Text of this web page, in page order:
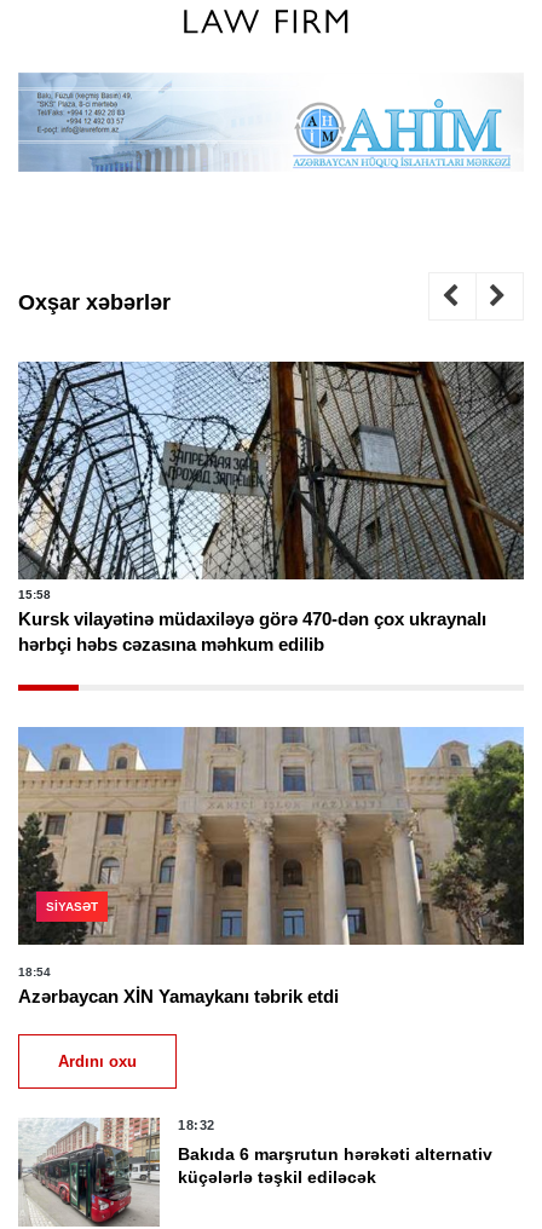
Oxşar xəbərlər
15:58
Kursk vilayətinə müdaxiləyə görə 470-dən çox ukraynalı
hərbçi həbs cəzasına məhkum edilib
SIYASƏT
18:54
Azərbaycan XİN Yamaykanı təbrik etdi
Ardını oxu
18:32
Bakıda 6 marşrutun hərəkəti alternativ
küçələrlə təşkil ediləcək